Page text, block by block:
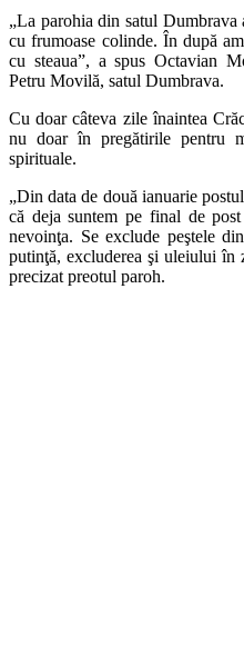
„La parohia din satul
cu frumoase colinde. În după
cu steaua”, a spus Octavian
Petru Movilă, satul Dumbrava.
Cu doar câteva zile înaintea
nu doar în pregătirile pentru
spirituale.
„Din data de două ianuarie
că deja suntem pe final de
nevoinţa. Se exclude peştele
putinţă, excluderea şi uleiului
precizat preotul paroh.